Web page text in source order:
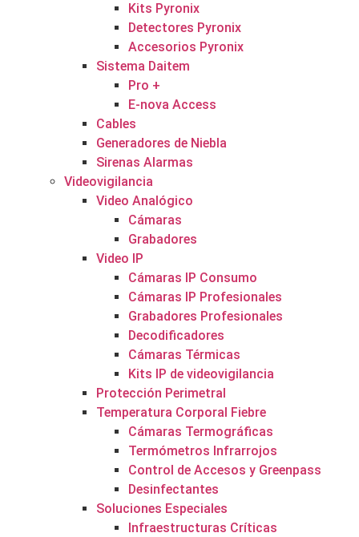
Kits Pyronix
Detectores Pyronix
Accesorios Pyronix
Sistema Daitem
Pro +
E-nova Access
Cables
Generadores de Niebla
Sirenas Alarmas
Videovigilancia
Video Analógico
Cámaras
Grabadores
Video IP
Cámaras IP Consumo
Cámaras IP Profesionales
Grabadores Profesionales
Decodificadores
Cámaras Térmicas
Kits IP de videovigilancia
Protección Perimetral
Temperatura Corporal Fiebre
Cámaras Termográficas
Termómetros Infrarrojos
Control de Accesos y Greenpass
Desinfectantes
Soluciones Especiales
Infraestructuras Críticas